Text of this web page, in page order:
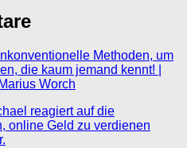
Methoden, um
die kaum jemand kennt! |
Worch
reagiert auf die
online Geld zu verdienen